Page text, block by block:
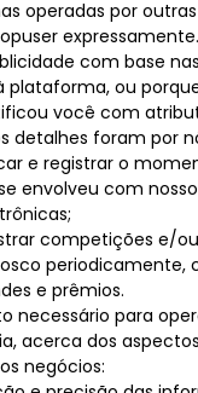
operadas por
com base
ou
você com
detalhes foram por
e registrar o
envolveu com
competições e/
periodicamente,
e prêmios.
necessário para
acerca dos
negócios: